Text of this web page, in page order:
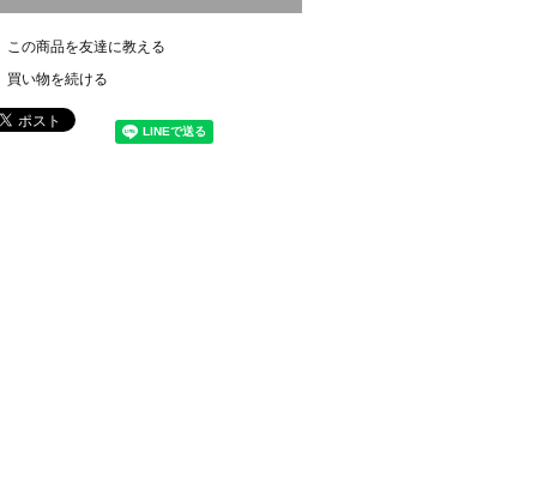
この商品を友達に教える
買い物を続ける